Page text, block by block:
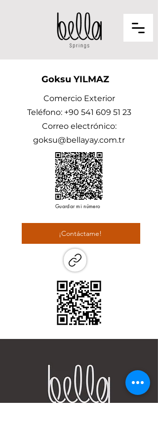
Goksu YILMAZ
Comercio Exterior
Teléfono: +90 541 609 51 23
Correo electrónico:
goksu@bellayay.com.tr
Guardar mi número
¡Contáctame!